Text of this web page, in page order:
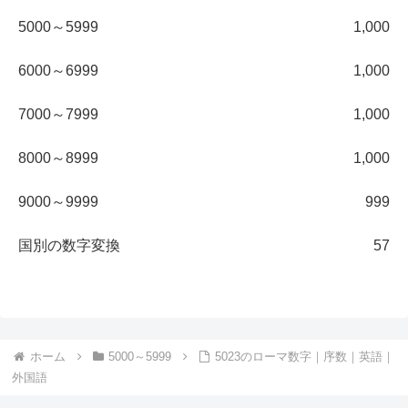
5000～5999 1,000
6000～6999 1,000
7000～7999 1,000
8000～8999 1,000
9000～9999 999
国別の数字変換 57
ホーム 5000～5999
5023のローマ数字｜序数｜英語｜
外国語